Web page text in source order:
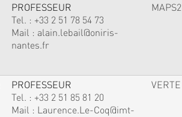
PROFESSEUR
Tel. : +33 2 51 78 54 73
Mail : alain.lebail@oniris-
nantes.fr
MAPS2
PROFESSEUR
Tel. : +33 2 51 85 81 20
Mail : Laurence.Le-Coq@imt-
VERTE